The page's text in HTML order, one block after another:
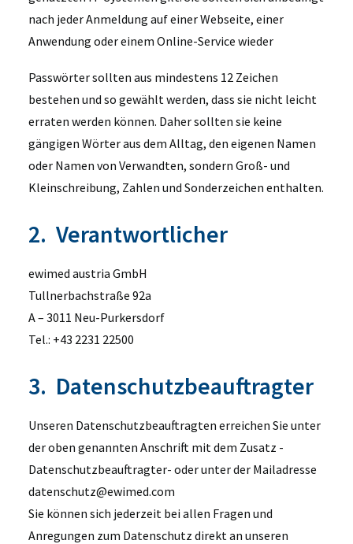
nach jeder Anmeldung auf einer Webseite, einer
Anwendung oder einem Online-Service wieder
Passwörter sollten aus mindestens 12 Zeichen
bestehen und so gewählt werden, dass sie nicht leicht
erraten werden können. Daher sollten sie keine
gängigen Wörter aus dem Alltag, den eigenen Namen
oder Namen von Verwandten, sondern Groß- und
Kleinschreibung, Zahlen und Sonderzeichen enthalten.
2. Verantwortlicher
ewimed austria GmbH
Tullnerbachstraße 92a
A – 3011 Neu-Purkersdorf
Tel.: +43 2231 22500
3. Datenschutzbeauftragter
Unseren Datenschutzbeauftragten erreichen Sie unter
der oben genannten Anschrift mit dem Zusatz -
Datenschutzbeauftragter- oder unter der Mailadresse
datenschutz@ewimed.com
Sie können sich jederzeit bei allen Fragen und
Anregungen zum Datenschutz direkt an unseren